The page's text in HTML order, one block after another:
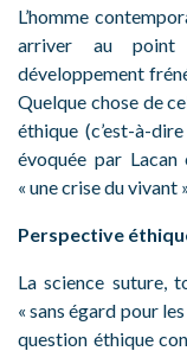
L’homme
arriver au point
développement
Quelque chose de
éthique (c’est-à-
évoquée par
« une crise du vivant
Perspective
La science suture,
« sans égard pour
question éthique